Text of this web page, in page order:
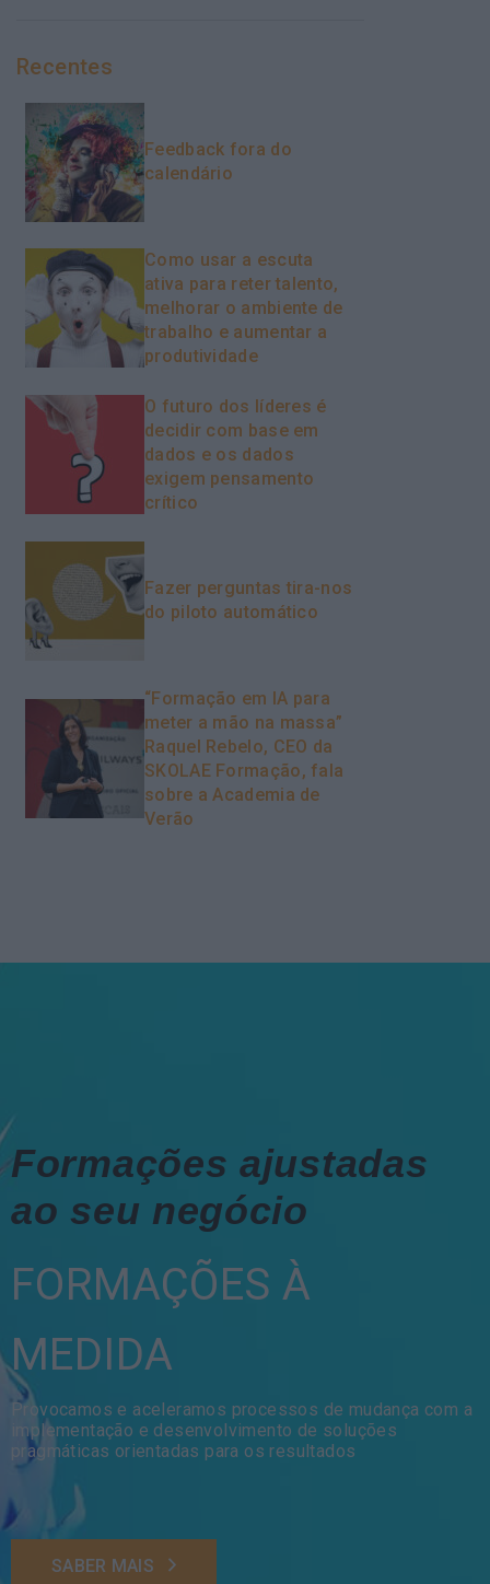
Recentes
Feedback fora do
calendário
Como usar a escuta
ativa para reter talento,
melhorar o ambiente de
trabalho e aumentar a
produtividade
O futuro dos líderes é
decidir com base em
dados e os dados
exigem pensamento
crítico
Fazer perguntas tira-nos
do piloto automático
“Formação em IA para
meter a mão na massa”
Raquel Rebelo, CEO da
SKOLAE Formação, fala
sobre a Academia de
Verão
Formações ajustadas
ao seu negócio
FORMAÇÕES À
MEDIDA
Provocamos e aceleramos processos de mudança com a
implementação e desenvolvimento de soluções
pragmáticas orientadas para os resultados
SABER MAIS